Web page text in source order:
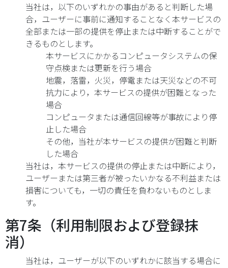
当社は，以下のいずれかの事由があると判断した場
合，ユーザーに事前に通知することなく本サービスの
全部または一部の提供を停止または中断することがで
きるものとします。
本サービスにかかるコンピュータシステムの保
守点検または更新を行う場合
地震，落雷，火災，停電または天災などの不可
抗力により，本サービスの提供が困難となった
場合
コンピュータまたは通信回線等が事故により停
止した場合
その他，当社が本サービスの提供が困難と判断
した場合
当社は，本サービスの提供の停止または中断により，
ユーザーまたは第三者が被ったいかなる不利益または
損害についても，一切の責任を負わないものとしま
す。
第7条（利用制限および登録抹
消）
当社は，ユーザーが以下のいずれかに該当する場合に